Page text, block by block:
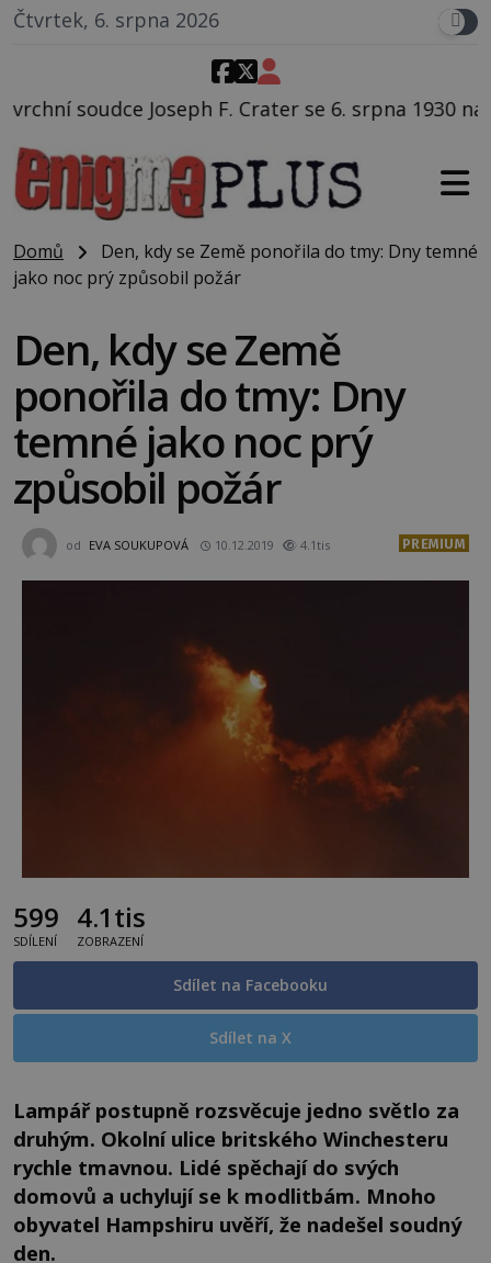
Čtvrtek, 6. srpna 2026
F. Crater se 6. srpna 1930 navečeří ve své
Domů
Den, kdy se Země ponořila do tmy: Dny temné
jako noc prý způsobil požár
Den, kdy se Země
ponořila do tmy: Dny
temné jako noc prý
způsobil požár
od EVA SOUKUPOVÁ 10.12.2019 4.1tis PREMIUM
599
SDÍLENÍ
4.1tis
ZOBRAZENÍ
Sdílet na Facebooku
Sdílet na X
Lampář postupně rozsvěcuje jedno světlo za
druhým. Okolní ulice britského Winchesteru
rychle tmavnou. Lidé spěchají do svých
domovů a uchylují se k modlitbám. Mnoho
obyvatel Hampshiru uvěří, že nadešel soudný
den.